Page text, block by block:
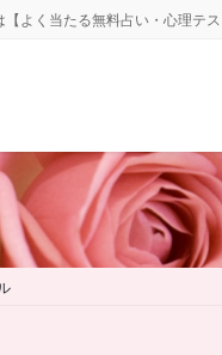
よく当たる無料占い・心理テス